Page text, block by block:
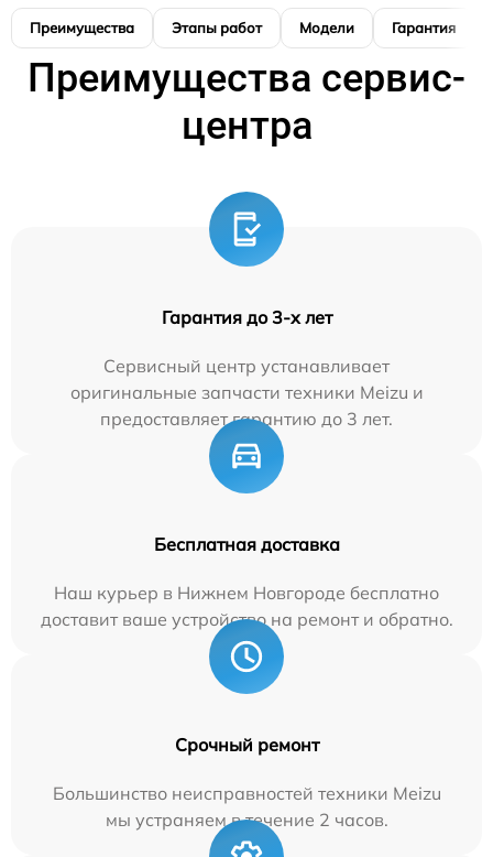
Преимущества Этапы работ Модели Гарантия
Преимущества сервис-
центра
Гарантия до 3-х лет
Сервисный центр устанавливает
оригинальные запчасти техники Meizu и
предоставляет гарантию до 3 лет.
Бесплатная доставка
Наш курьер в Нижнем Новгороде бесплатно
доставит ваше устройство на ремонт и обратно.
Срочный ремонт
Большинство неисправностей техники Meizu
мы устраняем в течение 2 часов.